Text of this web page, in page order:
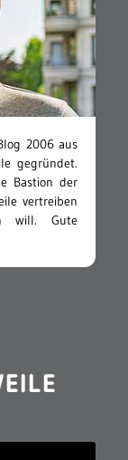
2006 aus
gegründet.
Bastion der
vertreiben
will. Gute